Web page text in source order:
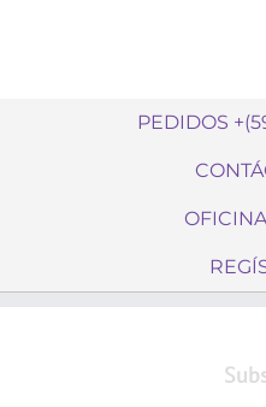
PEDIDOS